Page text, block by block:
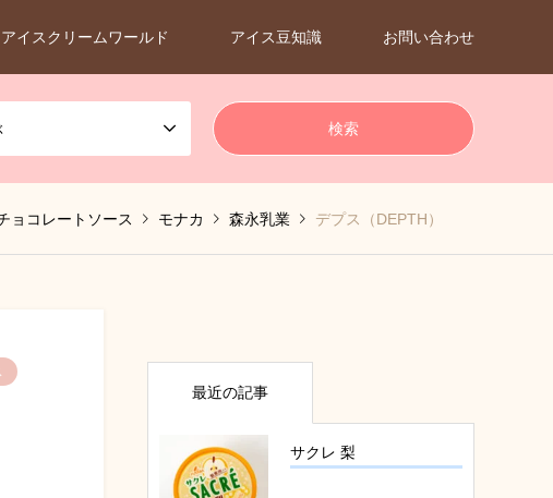
アイスクリームワールド アイス豆知識 お問い合わせ
ョコレートソース モナカ 森永乳業 デプス（DEPTH）
最近の記事
サクレ 梨